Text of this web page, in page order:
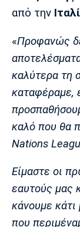
Cine Spot
Running
από την
«Προφανώς
καλύτερα τη
καταφέραμε,
καλό που θα
Nations
Είμαστε οι
εαυτούς μας
κάνουμε κάτι
που